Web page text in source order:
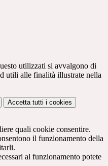
utilizzati si avvalgono di
utili alle finalità illustrate nella
Accetta tutti i cookies
quali cookie consentire.
il funzionamento della
al funzionamento potete